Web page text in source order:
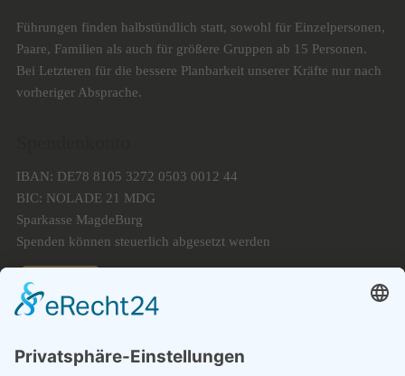
Führungen finden halbstündlich statt, sowohl für Einzelpersonen,
Paare, Familien als auch für größere Gruppen ab 15 Personen.
Bei Letzteren für die bessere Planbarkeit unserer Kräfte nur nach
vorheriger Absprache.
IBAN: DE78 8105 3272 0503 0012 44
BIC: NOLADE 21 MDG
Sparkasse MagdeBurg
Spenden können steuerlich abgesetzt werden